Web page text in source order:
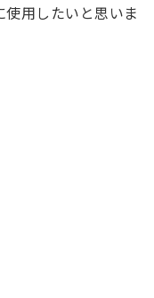
用したいと思いま